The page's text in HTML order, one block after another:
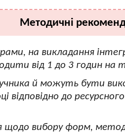
Методичні
на викладання
від 1 до 3 годин на
й можуть бути
до
щодо вибору форм,